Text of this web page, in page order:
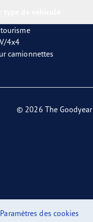
4x4
camionnettes
© 2026 The
Paramètres des cookies